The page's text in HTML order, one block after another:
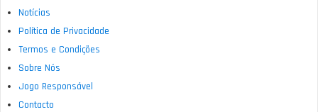
Notícias
Política de Privacidade
Termos e Condições
Sobre Nós
Jogo Responsável
Contacto